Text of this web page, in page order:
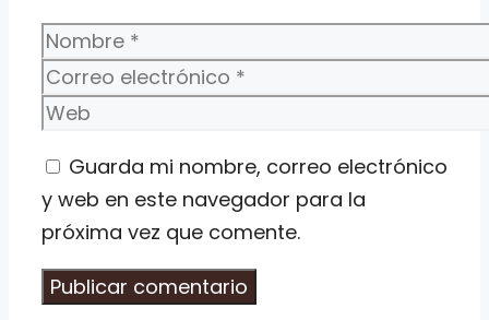
Nombre
Correo
electrónico
Web
Guarda mi nombre, correo electrónico
y web en este navegador para la
próxima vez que comente.